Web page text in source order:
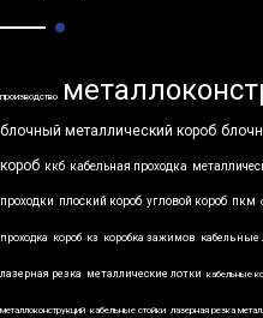
производство
блочный металлический короб
короб ккб кабельная проходка
проходки плоский короб угловой короб пкм
проходка короб кз коробка зажимов кабельные
лазерная резка металлические лотки кабельные
металлоконструкций кабельные стойки лазерная резка